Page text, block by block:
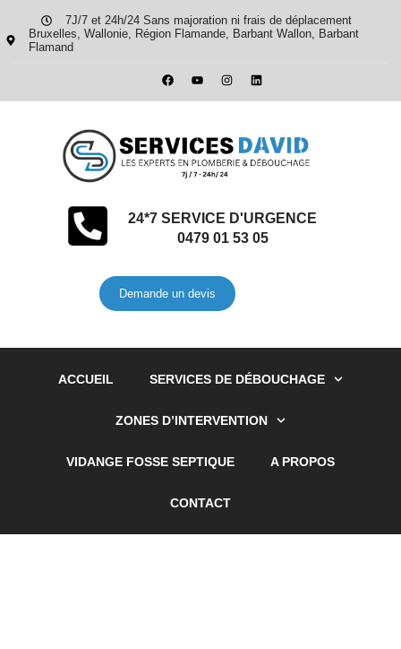
7J/7 et 24h/24 Sans majoration ni frais de déplacement
Bruxelles, Wallonie, Région Flamande, Barbant Wallon, Barbant
Flamand
24*7 SERVICE D'URGENCE
0479 01 53 05
Demande un devis
ACCUEIL SERVICES DE DÉBOUCHAGE
ZONES D’INTERVENTION
VIDANGE FOSSE SEPTIQUE A PROPOS
CONTACT